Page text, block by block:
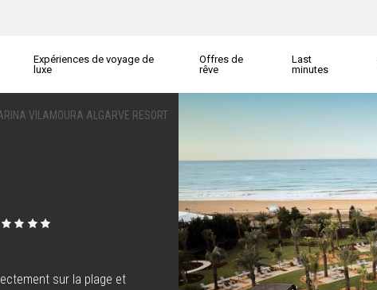
Expériences de voyage de
luxe
Offres de
rêve
Last
minutes
VILAMOURA ALGARVE RESORT
sur la plage et